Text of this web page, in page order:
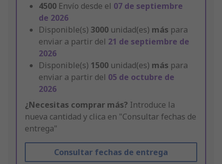
4500 Envío desde el 07 de septiembre
de 2026
Disponible(s) 3000 unidad(es) más para
enviar a partir del 21 de septiembre de
2026
Disponible(s) 1500 unidad(es) más para
enviar a partir del 05 de octubre de
2026
¿Necesitas comprar más? Introduce la
nueva cantidad y clica en "Consultar fechas de
entrega"
Consultar fechas de entrega